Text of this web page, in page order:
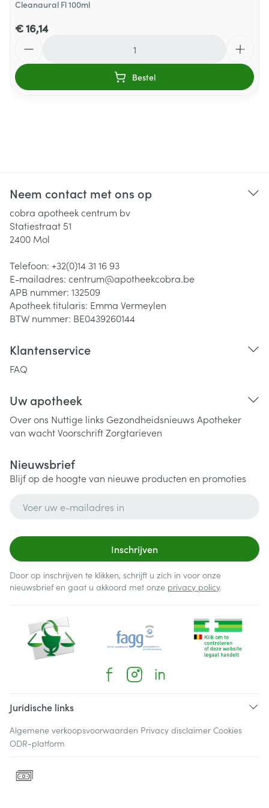
Cleanaural Fl 100ml
€ 16,14
Bestel
Neem contact met ons op
cobra apotheek centrum bv
Statiestraat 51
2400 Mol
Telefoon: +32(0)14 31 16 93
E-mailadres: centrum@apotheekcobra.be
APB nummer: 132509
Apotheek titularis: Emma Vermeylen
BTW nummer: BE0439260144
Klantenservice
FAQ
Uw apotheek
Over ons Nuttige links Gezondheidsnieuws Apotheker
van wachtVoorschriftZorgtarieven
Nieuwsbrief
Blijf op de hoogte van nieuwe producten en promoties
Inschrijven
Door op inschrijven te klikken, schrijft u zich in voor onze
nieuwsbrief en gaat u akkoord met onze privacy policy.
Juridische links
Algemene verkoopsvoorwaarden Privacy disclaimer Cookies
ODR-platform